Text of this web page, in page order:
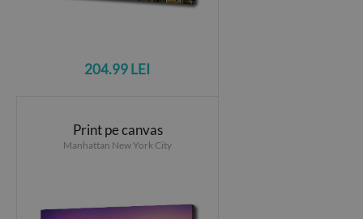
204.99 LEI
Print pe canvas
Manhattan New York City